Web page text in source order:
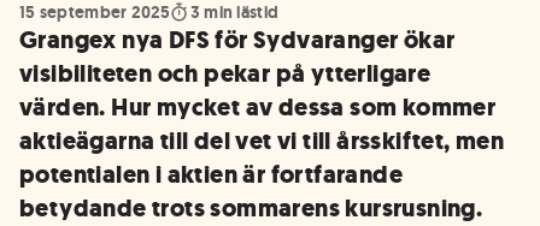
15 september 2025
3 min lästid
Grangex nya DFS för Sydvaranger ökar
visibiliteten och pekar på ytterligare
värden. Hur mycket av dessa som kommer
aktieägarna till del vet vi till årsskiftet, men
potentialen i aktien är fortfarande
betydande trots sommarens kursrusning.